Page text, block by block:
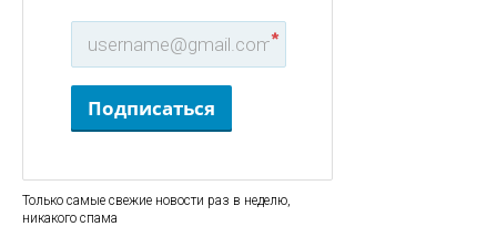
*
Подписаться
Только самые свежие новости раз в неделю,
никакого спама